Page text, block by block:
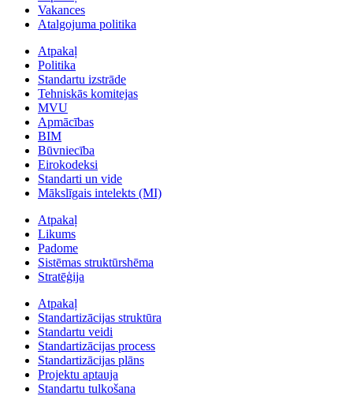
Vakances
Atalgojuma politika
Atpakaļ
Politika
Standartu izstrāde
Tehniskās komitejas
MVU
Apmācības
BIM
Būvniecība
Eirokodeksi
Standarti un vide
Mākslīgais intelekts (MI)
Atpakaļ
Likums
Padome
Sistēmas struktūrshēma
Stratēģija
Atpakaļ
Standartizācijas struktūra
Standartu veidi
Standartizācijas process
Standartizācijas plāns
Projektu aptauja
Standartu tulkošana